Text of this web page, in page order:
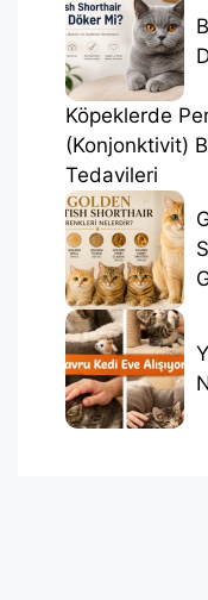
Köpeklerde
(Konjonktivit)
Tedavileri